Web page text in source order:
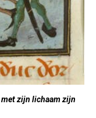
zijn lichaam zijn